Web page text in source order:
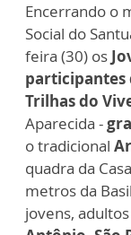
Encerrando o
Social do
feira (30) os
participantes
Trilhas do
Aparecida -
o tradicional
quadra da
metros da
jovens,